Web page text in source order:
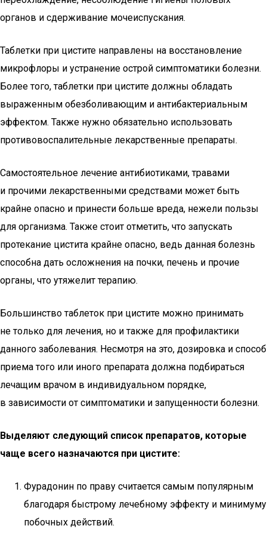
органов и сдерживание мочеиспускания.
Таблетки при цистите направлены на восстановление
микрофлоры и устранение острой симптоматики болезни.
Более того, таблетки при цистите должны обладать
выраженным обезболивающим и антибактериальным
эффектом. Также нужно обязательно использовать
противовоспалительные лекарственные препараты.
Самостоятельное лечение антибиотиками, травами
и прочими лекарственными средствами может быть
крайне опасно и принести больше вреда, нежели пользы
для организма. Также стоит отметить, что запускать
протекание цистита крайне опасно, ведь данная болезнь
способна дать осложнения на почки, печень и прочие
органы, что утяжелит терапию.
Большинство таблеток при цистите можно принимать
не только для лечения, но и также для профилактики
данного заболевания. Несмотря на это, дозировка и способ
приема того или иного препарата должна подбираться
лечащим врачом в индивидуальном порядке,
в зависимости от симптоматики и запущенности болезни.
Выделяют следующий список препаратов, которые
чаще всего назначаются при цистите:
Фурадонин по праву считается самым популярным
благодаря быстрому лечебному эффекту и минимуму
побочных действий.